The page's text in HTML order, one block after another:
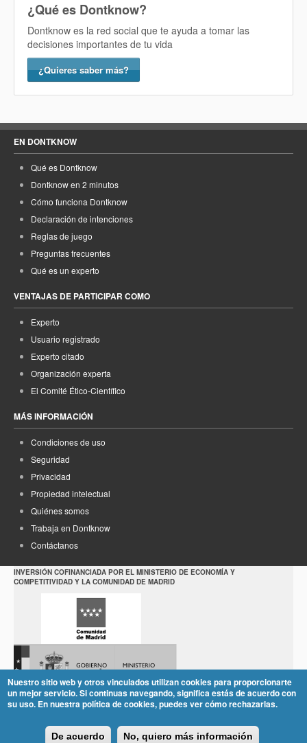
¿Qué es Dontknow?
Dontknow es la red social que te ayuda a tomar las
decisiones importantes de tu vida
¿Quieres saber más?
EN DONTKNOW
Qué es Dontknow
Dontknow en 2 minutos
Cómo funciona Dontknow
Declaración de intenciones
Reglas de juego
Preguntas frecuentes
Qué es un experto
VENTAJAS DE PARTICIPAR COMO
Experto
Usuario registrado
Experto citado
Organización experta
El Comité Ético-Científico
MÁS INFORMACIÓN
Condiciones de uso
Seguridad
Privacidad
Propiedad intelectual
Quiénes somos
Trabaja en Dontknow
Contáctanos
INVERSIÓN COFINANCIADA POR EL MINISTERIO DE ECONOMÍA Y
COMPETITIVIDAD Y LA COMUNIDAD DE MADRID
Nuestro sitio web y otros vinculados utilizan cookies para proporcionarte
un mejor servicio. Si continuas navegando, significa estás de acuerdo con
su uso. En nuestra política de cookies, puedes ver cómo rechazarlas.
De acuerdo No, quiero más información